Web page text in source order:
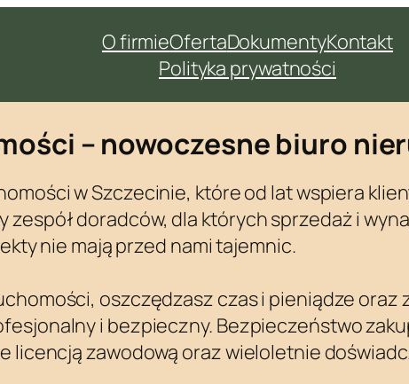
O firmieOfertaDokumentyKontakt
Polityka prywatności
– nowoczesne biuro
w Szczecinie, które od lat wspiera
doradców, dla których sprzedaż i
nie mają przed nami tajemnic.
oszczędzasz czas i pieniądze
i bezpieczny. Bezpieczeństwo
licencją zawodową oraz wieloletnie